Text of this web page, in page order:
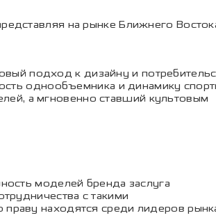
на рынке Ближнего
подход к дизайну и
однообъемника и динамику
а мгновенно ставший культовым
моделей бренда заслуга
с такими
находятся среди лидеров